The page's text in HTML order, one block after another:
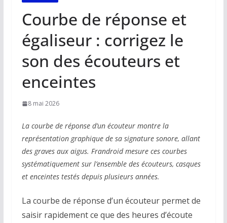
Courbe de réponse et
égaliseur : corrigez le
son des écouteurs et
enceintes
8 mai 2026
La courbe de réponse d’un écouteur montre la
représentation graphique de sa signature sonore, allant
des graves aux aigus. Frandroid mesure ces courbes
systématiquement sur l’ensemble des écouteurs, casques
et enceintes testés depuis plusieurs années.
La courbe de réponse d’un écouteur permet de
saisir rapidement ce que des heures d’écoute